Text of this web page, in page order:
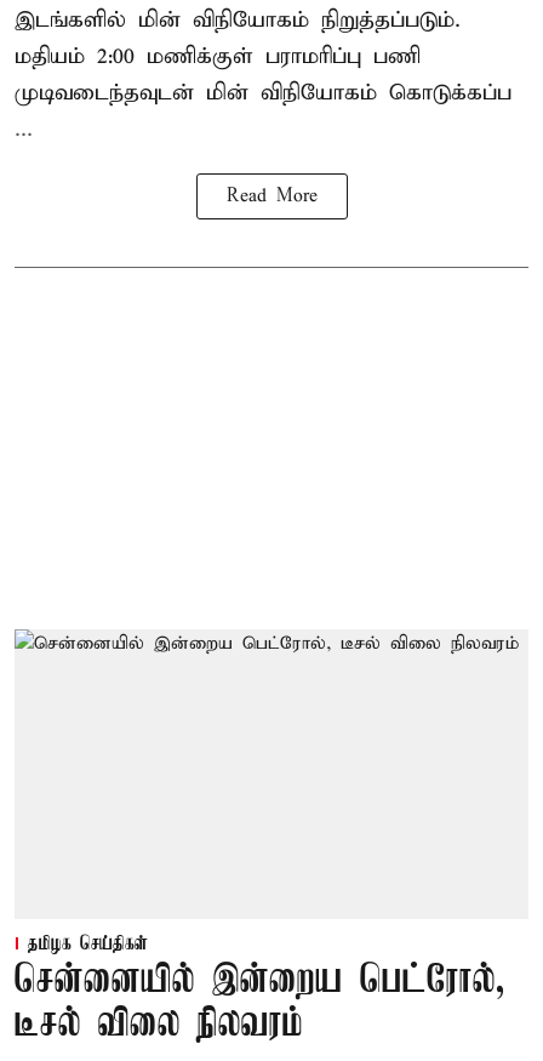
இடங்களில் மின் விநியோகம் நிறுத்தப்படும்.
மதியம் 2:00 மணிக்குள் பராமரிப்பு பணி
முடிவடைந்தவுடன் மின் விநியோகம் கொடுக்கப்ப
...
Read More
தமிழக செய்திகள்
சென்னையில் இன்றைய பெட்ரோல்,
டீசல் விலை நிலவரம்